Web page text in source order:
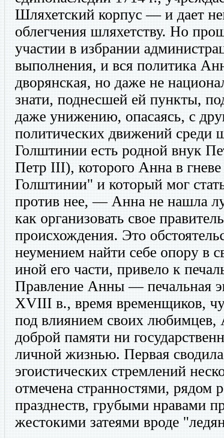
Шляхетский корпус — и дает
облегчения шляхетству. Но
участии в избрании
выполнения, и вся политика
дворянская, но даже не
знати, поднесшей ей пункты,
даже унижению, опасаясь, с
политических движений среди
Голштинии есть родной внук
Петр III), которого Анна в
Голштинии" и который мог
против нее, — Анна не нашла
как организовать свое
происхождения. Это
неумением найти себе опору в
иной его части, привело к
Правление Анны — печальная
XVIII в., время временщиков,
под влиянием своих любимцев,
доброй памяти ни
личной жизнью. Первая
эгоистических стремлений
отмечена странностями, рядом
празднеств, грубыми нравами
жестокими затеями вроде